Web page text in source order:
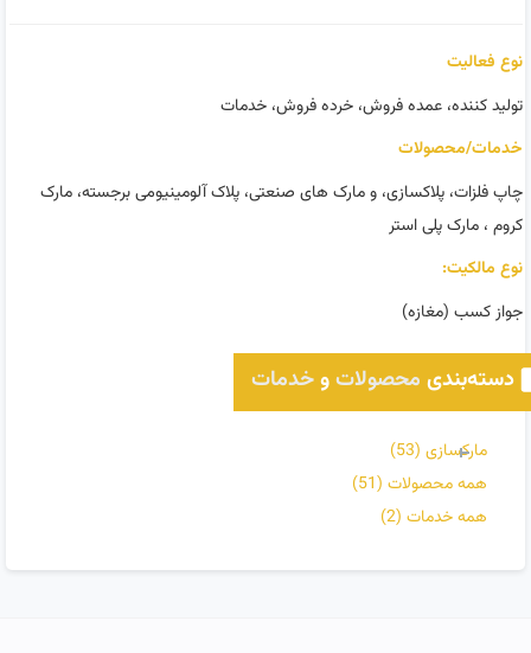
نوع فعالیت
تولید کننده، عمده فروش، خرده فروش، خدمات
خدمات/محصولات
چاپ فلزات، پلاکسازی، و مارک های صنعتی، پلاک آلومینیومی برجسته، مارک
کروم ، مارک پلی استر
نوع مالکیت:
جواز کسب (مغازه)
دسته‌بندی محصولاتوخدمات
مارکسازی (53)
همه محصولات (51)
همه خدمات (2)